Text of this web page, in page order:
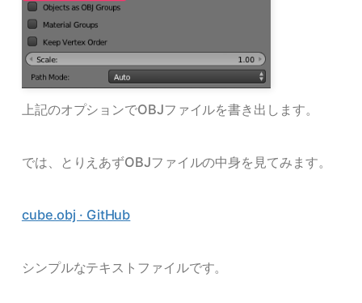
上記のオプションでOBJファイルを書き出します。
では、とりえあずOBJファイルの中身を見てみます。
cube.obj · GitHub
シンプルなテキストファイルです。